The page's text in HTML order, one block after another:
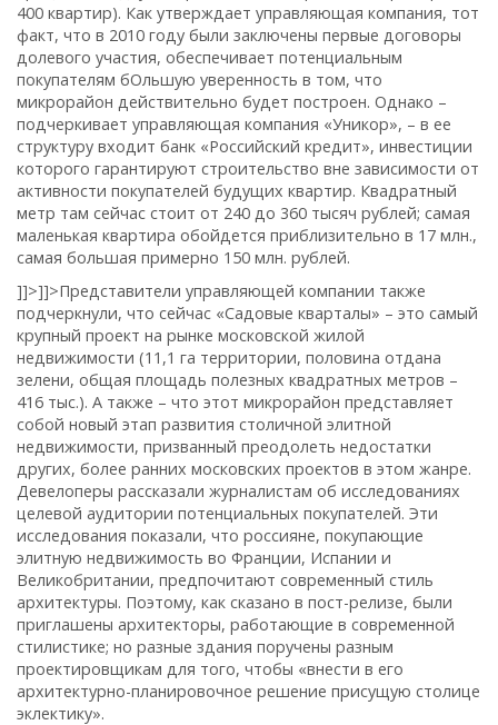
400 квартир). Как утверждает управляющая компания, тот
факт, что в 2010 году были заключены первые договоры
долевого участия, обеспечивает потенциальным
покупателям бОльшую уверенность в том, что
микрорайон действительно будет построен. Однако –
подчеркивает управляющая компания «Уникор», – в ее
структуру входит банк «Российский кредит», инвестиции
которого гарантируют строительство вне зависимости от
активности покупателей будущих квартир. Квадратный
метр там сейчас стоит от 240 до 360 тысяч рублей; самая
маленькая квартира обойдется приблизительно в 17 млн.,
самая большая примерно 150 млн. рублей.
]]>]]>Представители управляющей компании также
подчеркнули, что сейчас «Садовые кварталы» – это самый
крупный проект на рынке московской жилой
недвижимости (11,1 га территории, половина отдана
зелени, общая площадь полезных квадратных метров –
416 тыс.). А также – что этот микрорайон представляет
собой новый этап развития столичной элитной
недвижимости, призванный преодолеть недостатки
других, более ранних московских проектов в этом жанре.
Девелоперы рассказали журналистам об исследованиях
целевой аудитории потенциальных покупателей. Эти
исследования показали, что россияне, покупающие
элитную недвижимость во Франции, Испании и
Великобритании, предпочитают современный стиль
архитектуры. Поэтому, как сказано в пост-релизе, были
приглашены архитекторы, работающие в современной
стилистике; но разные здания поручены разным
проектировщикам для того, чтобы «внести в его
архитектурно-планировочное решение присущую столице
эклектику».